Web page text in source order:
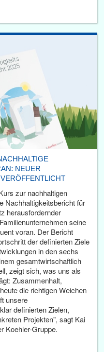
NEUER
zur nachhaltigen
Nachhaltigkeitsbericht für
herausfordernder
seine
voran. Der Bericht
der definierten Ziele
in den sechs
gesamtwirtschaftlich
zeigt sich, was uns als
Zusammenhalt,
die richtigen Weichen
unsere
definierten Zielen,
Projekten", sagt Kai
Koehler-Gruppe.